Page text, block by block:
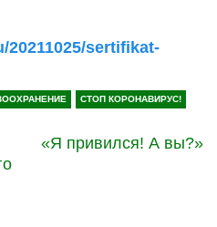
20211025/sertifikat-
СТОП КОРОНАВИРУС!
«Я привился! А вы?»